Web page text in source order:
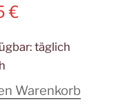
€
täglich
Warenkorb